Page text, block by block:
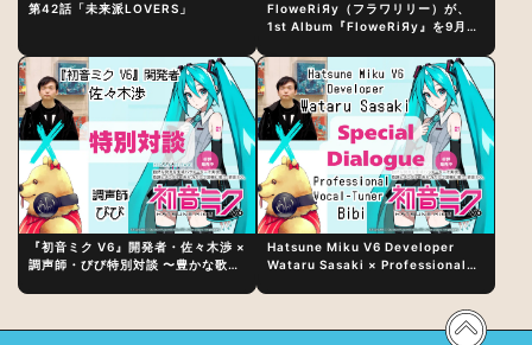
第42話「未来派LOVERS」
FloweRiЯy（フラワリリー）が、
1st Album『FloweRiЯy』を9月23
『初音ミク V6』開発者・佐々木渉 ×
調声師・びび特別対談 〜豊かな歌声
Hatsune Miku V6 Developer
Wataru Sasaki × Professional
Vocal Expression Lies in “Love
for the singing characters” and